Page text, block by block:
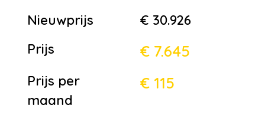
Nieuwprijs
€ 30.926
Prijs
€ 7.645
Prijs per
maand
€ 115